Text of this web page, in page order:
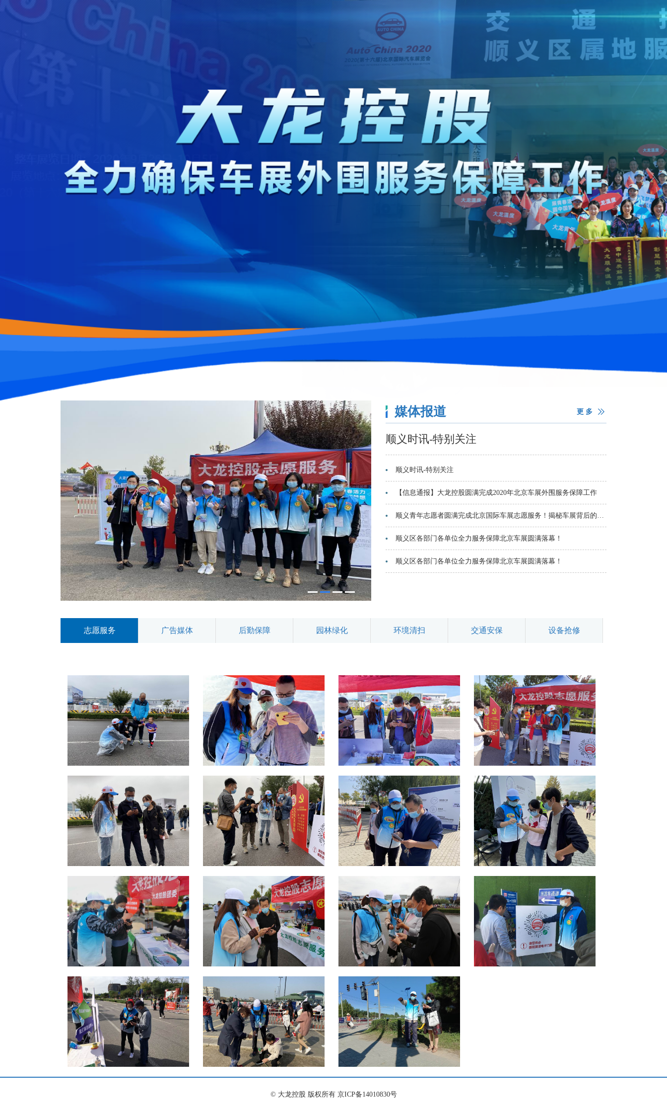
媒体报道 更 多
顺义时讯-特别关注
顺义时讯-特别关注
【信息通报】大龙控股圆满完成2020年北京车展外围服务保障工作
顺义青年志愿者圆满完成北京国际车展志愿服务！揭秘车展背后的“顺义蓝”
顺义区各部门各单位全力服务保障北京车展圆满落幕！
顺义区各部门各单位全力服务保障北京车展圆满落幕！
志愿服务 广告媒体 后勤保障 园林绿化 环境清扫 交通安保 设备抢修
© 大龙控股 版权所有 京ICP备14010830号